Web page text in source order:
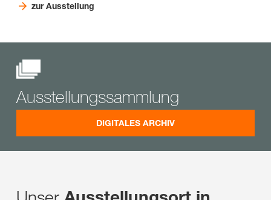
zur Ausstellung
Ausstellungssammlung
DIGITALES ARCHIV